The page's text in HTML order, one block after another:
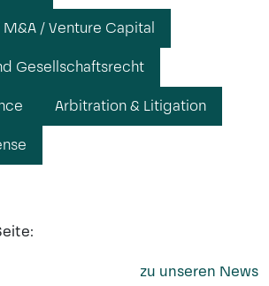
/ Venture Capital
Gesellschaftsrecht
Arbitration & Litigation
zu unseren News